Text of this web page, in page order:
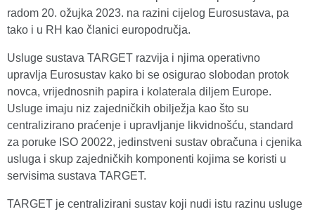
radom 20. ožujka 2023. na razini cijelog Eurosustava, pa
tako i u RH kao članici europodručja.
Usluge sustava TARGET razvija i njima operativno
upravlja Eurosustav kako bi se osigurao slobodan protok
novca, vrijednosnih papira i kolaterala diljem Europe.
Usluge imaju niz zajedničkih obilježja kao što su
centralizirano praćenje i upravljanje likvidnošću, standard
za poruke ISO 20022, jedinstveni sustav obračuna i cjenika
usluga i skup zajedničkih komponenti kojima se koristi u
servisima sustava TARGET.
TARGET je centralizirani sustav koji nudi istu razinu usluge